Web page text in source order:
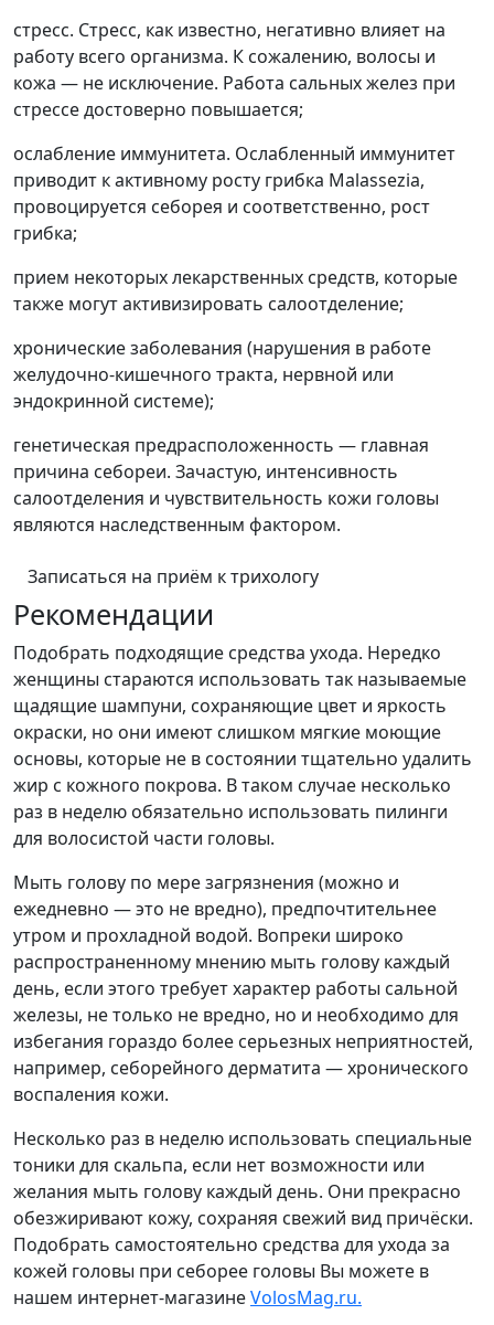
стресс. Стресс, как известно, негативно влияет на
работу всего организма. К сожалению, волосы и
кожа — не исключение. Работа сальных желез при
стрессе достоверно повышается;
ослабление иммунитета. Ослабленный иммунитет
приводит к активному росту грибка Malassezia,
провоцируется себорея и соответственно, рост
грибка;
прием некоторых лекарственных средств, которые
также могут активизировать салоотделение;
хронические заболевания (нарушения в работе
желудочно-кишечного тракта, нервной или
эндокринной системе);
генетическая предрасположенность — главная
причина себореи. Зачастую, интенсивность
салоотделения и чувствительность кожи головы
являются наследственным фактором.
Записаться на приём к трихологу
Рекомендации
Подобрать подходящие средства ухода. Нередко
женщины стараются использовать так называемые
щадящие шампуни, сохраняющие цвет и яркость
окраски, но они имеют слишком мягкие моющие
основы, которые не в состоянии тщательно удалить
жир с кожного покрова. В таком случае несколько
раз в неделю обязательно использовать пилинги
для волосистой части головы.
Мыть голову по мере загрязнения (можно и
ежедневно — это не вредно), предпочтительнее
утром и прохладной водой. Вопреки широко
распространенному мнению мыть голову каждый
день, если этого требует характер работы сальной
железы, не только не вредно, но и необходимо для
избегания гораздо более серьезных неприятностей,
например, себорейного дерматита — хронического
воспаления кожи.
Несколько раз в неделю использовать специальные
тоники для скальпа, если нет возможности или
желания мыть голову каждый день. Они прекрасно
обезжиривают кожу, сохраняя свежий вид причёски.
Подобрать самостоятельно средства для ухода за
кожей головы при себорее головы Вы можете в
нашем интернет-магазинеVolosMag.ru.